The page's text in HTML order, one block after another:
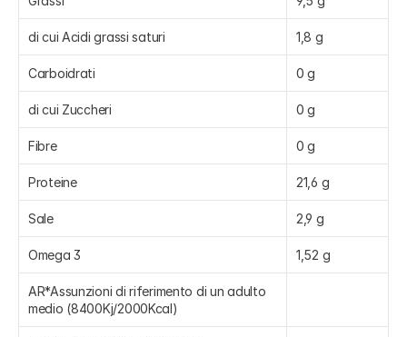
di cui Acidi grassi saturi 1,8 g
Carboidrati 0 g
di cui Zuccheri 0 g
Fibre 0 g
Proteine 21,6 g
Sale 2,9 g
Omega 3 1,52 g
AR*Assunzioni di riferimento di un adulto
medio (8400Kj/2000Kcal)